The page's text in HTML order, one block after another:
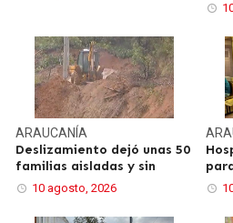
ARAUCANÍA
Deslizamiento dejó unas 50
familias aisladas y sin
10 agosto, 2026